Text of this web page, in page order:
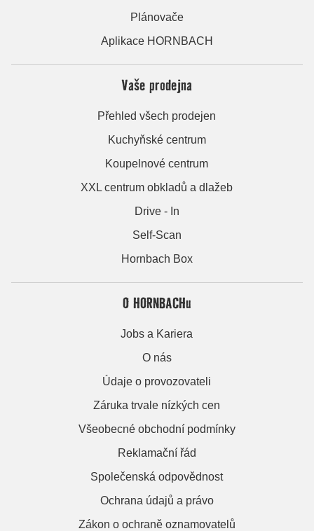
Plánovače
Aplikace HORNBACH
Vaše prodejna
Přehled všech prodejen
Kuchyňské centrum
Koupelnové centrum
XXL centrum obkladů a dlažeb
Drive - In
Self-Scan
Hornbach Box
O HORNBACHu
Jobs a Kariera
O nás
Údaje o provozovateli
Záruka trvale nízkých cen
Všeobecné obchodní podmínky
Reklamační řád
Společenská odpovědnost
Ochrana údajů a právo
Zákon o ochraně oznamovatelů